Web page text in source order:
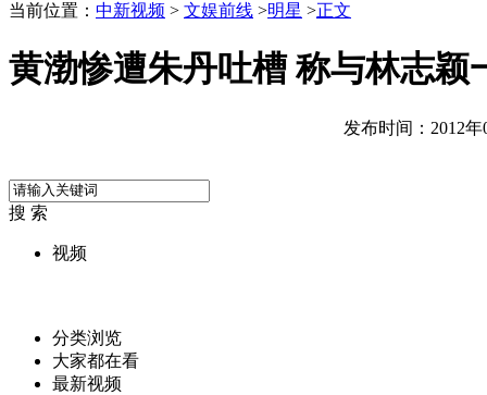
当前位置： 中新视频 > 文娱前线 >明星 >正文
黄渤惨遭朱丹吐槽 称与林志颖
发布时间：2012年
搜 索
视频
分类浏览
大家都在看
最新视频